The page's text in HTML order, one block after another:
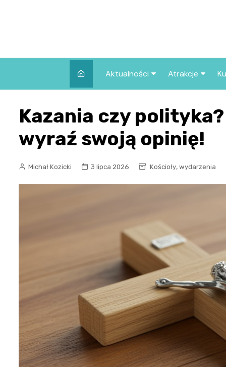
Aktualności
Wszystkie wpisy
Atrakcje
we Wrocławiu
Co warto
Wrocławiu?
Kazania czy
wyraź swoją opinię!
Michał Kozicki 3 lipca 2026 Kościoły, wydarzenia